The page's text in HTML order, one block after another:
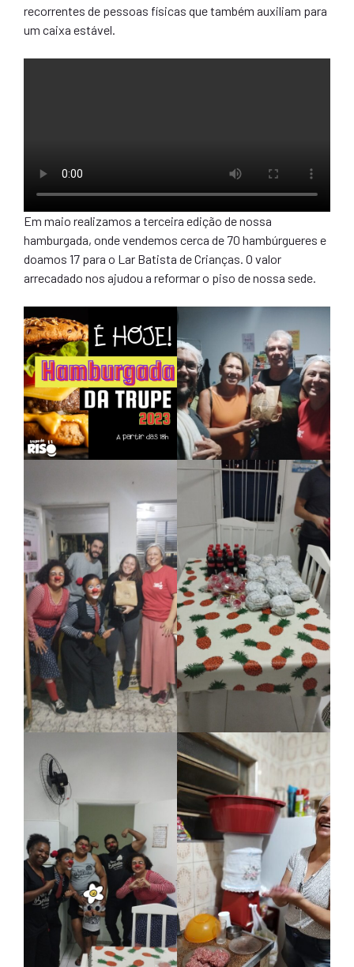
recorrentes de pessoas físicas que também auxiliam para
um caixa estável.
Em maio realizamos a terceira edição de nossa
hamburgada, onde vendemos cerca de 70 hambúrgueres e
doamos 17 para o Lar Batista de Crianças. O valor
arrecadado nos ajudou a reformar o piso de nossa sede.